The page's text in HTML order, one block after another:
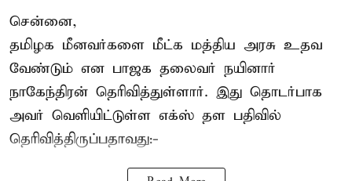
சென்னை,
தமிழக மீனவர்களை மீட்க மத்திய அரசு உதவ
வேண்டும் என பாஜக தலைவர் நயினார்
நாகேந்திரன் தெரிவித்துள்ளார். இது தொடர்பாக
அவர் வெளியிட்டுள்ள எக்ஸ் தள பதிவில்
தெரிவித்திருப்பதாவது:-